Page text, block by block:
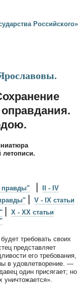
Российского»
летописи.
правды"
II - IV
V - IX статьи
X - XX статьи
требовать своих
представляет
его требования,
в удовлетворение. —
один присягает; но
уничтожается».